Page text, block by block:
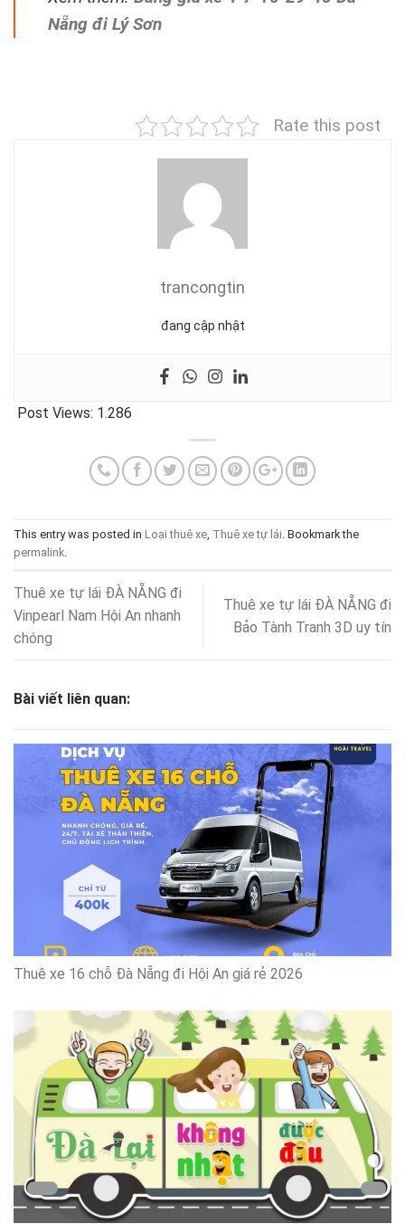
Nẵng đi Lý Sơn
Rate this post
trancongtin
đang cập nhật
Post Views: 1.286
This entry was posted in Loại thuê xe, Thuê xe tự lái. Bookmark the
permalink.
Thuê xe tự lái ĐÀ NẴNG đi
Vinpearl Nam Hội An nhanh
chóng
Thuê xe tự lái ĐÀ NẴNG đi
Bảo Tành Tranh 3D uy tín
Bài viết liên quan:
Thuê xe 16 chỗ Đà Nẵng đi Hội An giá rẻ 2026